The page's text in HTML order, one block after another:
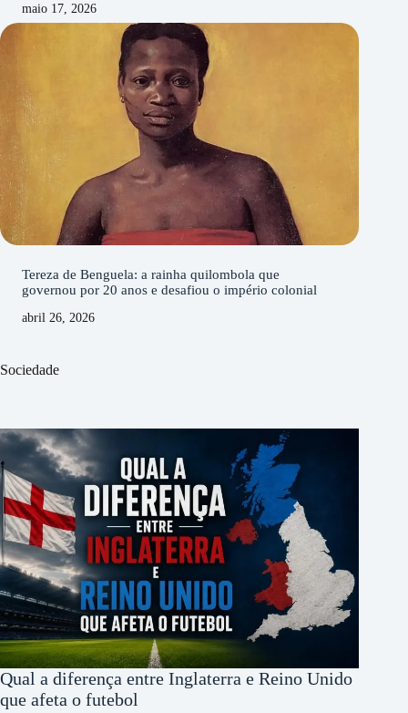
maio 17, 2026
Tereza de Benguela: a rainha quilombola que
governou por 20 anos e desafiou o império colonial
abril 26, 2026
Sociedade
Qual a diferença entre Inglaterra e Reino Unido
que afeta o futebol